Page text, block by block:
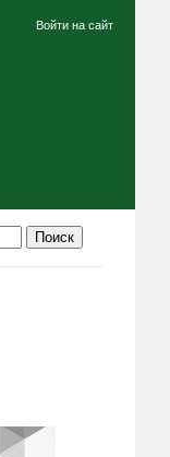
Войти на сайт